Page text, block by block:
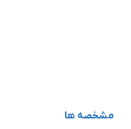
مشخصه ها